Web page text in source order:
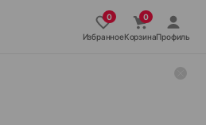
ИзбранноеКорзинаПрофиль